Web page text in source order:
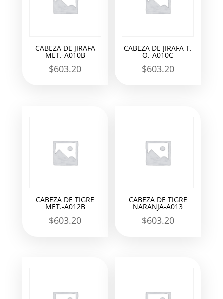
CABEZA DE JIRAFA
MET.-A010B
$603.20
CABEZA DE JIRAFA T.
O.-A010C
$603.20
CABEZA DE TIGRE
MET.-A012B
$603.20
CABEZA DE TIGRE
NARANJA-A013
$603.20